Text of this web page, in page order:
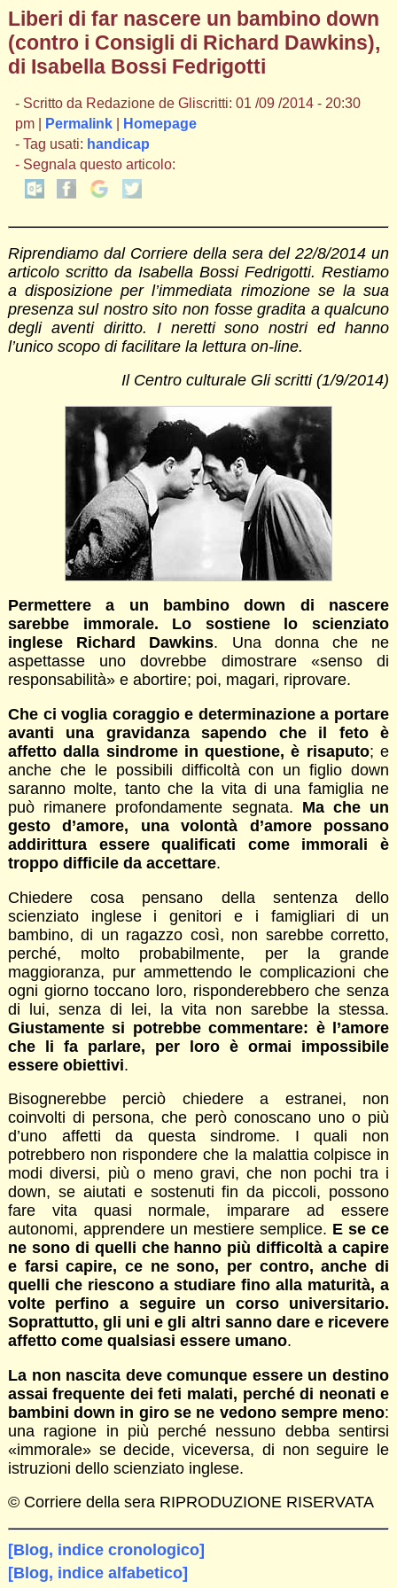
Liberi di far nascere un bambino down
(contro i Consigli di Richard Dawkins),
di Isabella Bossi Fedrigotti
- Scritto da Redazione de Gliscritti: 01 /09 /2014 - 20:30
pm |
Permalink|
Homepage
- Tag usati: handicap
- Segnala questo articolo:
Riprendiamo dal Corriere della sera del 22/8/2014 un
articolo scritto da Isabella Bossi Fedrigotti. Restiamo
a disposizione per l’immediata rimozione se la sua
presenza sul nostro sito non fosse gradita a qualcuno
degli aventi diritto. I neretti sono nostri ed hanno
l’unico scopo di facilitare la lettura on-line.
Il Centro culturale Gli scritti (1/9/2014)
Permettere a un bambino down di nascere
sarebbe immorale. Lo sostiene lo scienziato
inglese Richard Dawkins. Una donna che ne
aspettasse uno dovrebbe dimostrare «senso di
responsabilità» e abortire; poi, magari, riprovare.
Che ci voglia coraggio e determinazione a portare
avanti una gravidanza sapendo che il feto è
affetto dalla sindrome in questione, è risaputo; e
anche che le possibili difficoltà con un figlio down
saranno molte, tanto che la vita di una famiglia ne
può rimanere profondamente segnata. Ma che un
gesto d’amore, una volontà d’amore possano
addirittura essere qualificati come immorali è
troppo difficile da accettare.
Chiedere cosa pensano della sentenza dello
scienziato inglese i genitori e i famigliari di un
bambino, di un ragazzo così, non sarebbe corretto,
perché, molto probabilmente, per la grande
maggioranza, pur ammettendo le complicazioni che
ogni giorno toccano loro, risponderebbero che senza
di lui, senza di lei, la vita non sarebbe la stessa.
Giustamente si potrebbe commentare: è l’amore
che li fa parlare, per loro è ormai impossibile
essere obiettivi.
Bisognerebbe perciò chiedere a estranei, non
coinvolti di persona, che però conoscano uno o più
d’uno affetti da questa sindrome. I quali non
potrebbero non rispondere che la malattia colpisce in
modi diversi, più o meno gravi, che non pochi tra i
down, se aiutati e sostenuti fin da piccoli, possono
fare vita quasi normale, imparare ad essere
autonomi, apprendere un mestiere semplice. E se ce
ne sono di quelli che hanno più difficoltà a capire
e farsi capire, ce ne sono, per contro, anche di
quelli che riescono a studiare fino alla maturità, a
volte perfino a seguire un corso universitario.
Soprattutto, gli uni e gli altri sanno dare e ricevere
affetto come qualsiasi essere umano.
La non nascita deve comunque essere un destino
assai frequente dei feti malati, perché di neonati e
bambini down in giro se ne vedono sempre meno:
una ragione in più perché nessuno debba sentirsi
«immorale» se decide, viceversa, di non seguire le
istruzioni dello scienziato inglese.
© Corriere della sera RIPRODUZIONE RISERVATA
[Blog, indice cronologico]
[Blog, indice alfabetico]